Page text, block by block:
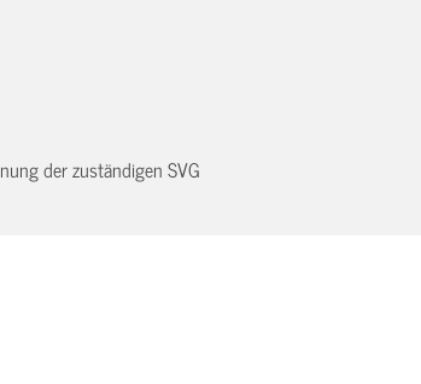
der zuständigen SVG